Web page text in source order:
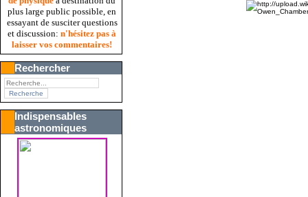
plus large public possible, en
essayant de susciter questions
et discussion: n'hésitez pas à
laisser vos commentaires!
Rechercher
Indispensables
astronomiques